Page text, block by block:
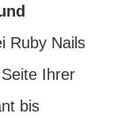
Ruby Nails
Ihrer
bis